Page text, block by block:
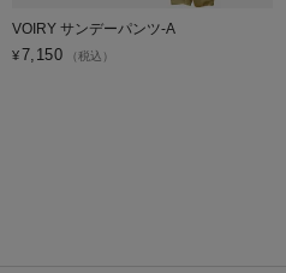
VOIRY サンデーパンツ-A
¥7,150 （税込）